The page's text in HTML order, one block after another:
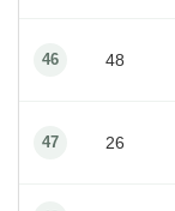
46 48
47 26